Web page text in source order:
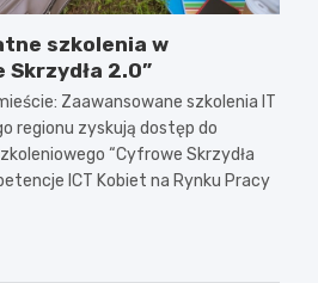
szkolenia w
2.0”
Zaawansowane szkolenia IT
regionu zyskują dostęp do
“Cyfrowe Skrzydła
ICT Kobiet na Rynku Pracy